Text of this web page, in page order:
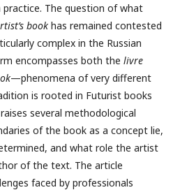
The question of what
book has remained contested
complex in the Russian
encompasses both the livre
—phenomena of very different
is rooted in Futurist books
several methodological
of the book as a concept lie,
and what role the artist
of the text. The article
faced by professionals